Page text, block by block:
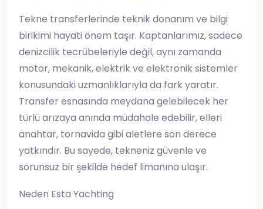
Tekne transferlerinde teknik donanım ve bilgi
birikimi hayati önem taşır. Kaptanlarımız, sadece
denizcilik tecrübeleriyle değil, aynı zamanda
motor, mekanik, elektrik ve elektronik sistemler
konusundaki uzmanlıklarıyla da fark yaratır.
Transfer esnasında meydana gelebilecek her
türlü arızaya anında müdahale edebilir, elleri
anahtar, tornavida gibi aletlere son derece
yatkındır. Bu sayede, tekneniz güvenle ve
sorunsuz bir şekilde hedef limanına ulaşır.
Neden Esta Yachting